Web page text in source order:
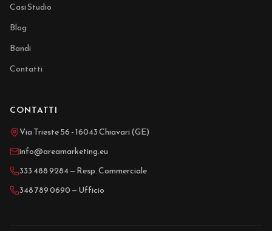
Casi Studio
Blog
Bandi
Contatti
CONTATTI
Via Trieste 56 - 16043 Chiavari (GE)
info@areamarketing.eu
333 488 9284 — Resp. Commerciale
348 789 0690 — Ufficio